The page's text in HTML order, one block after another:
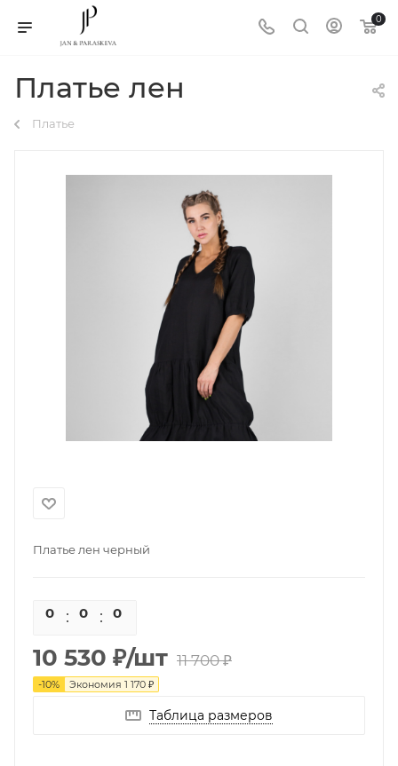
0
Платье лен
Платье
Платье лен черный
0 0 0
10 530 ₽/шт 11 700₽
-10% Экономия 1 170 ₽
Таблица размеров